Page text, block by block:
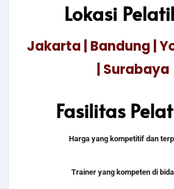
Lokasi
Jakarta | Bandung |
| Surabaya
Fasilitas
Harga yang kompetitif dan
Trainer yang kompeten di